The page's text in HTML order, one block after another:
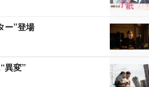
ー”登場
異変”